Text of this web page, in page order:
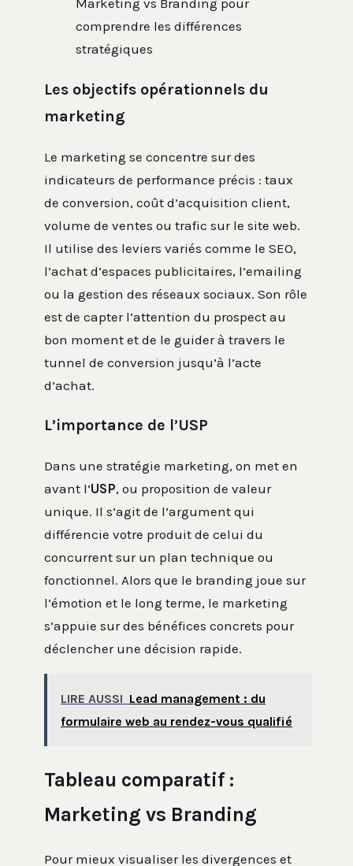
comprendre les différences
stratégiques
Les objectifs opérationnels du
marketing
Le marketing se concentre sur des
indicateurs de performance précis : taux
de conversion, coût d’acquisition client,
volume de ventes ou trafic sur le site web.
Il utilise des leviers variés comme le SEO,
l’achat d’espaces publicitaires, l’emailing
ou la gestion des réseaux sociaux. Son rôle
est de capter l’attention du prospect au
bon moment et de le guider à travers le
tunnel de conversion jusqu’à l’acte
d’achat.
L’importance de l’USP
Dans une stratégie marketing, on met en
avant l’USP, ou proposition de valeur
unique. Il s’agit de l’argument qui
différencie votre produit de celui du
concurrent sur un plan technique ou
fonctionnel. Alors que le branding joue sur
l’émotion et le long terme, le marketing
s’appuie sur des bénéfices concrets pour
déclencher une décision rapide.
LIRE AUSSI Lead management : du
formulaire web au rendez-vous qualifié
Tableau comparatif :
Marketing vs Branding
Pour mieux visualiser les divergences et